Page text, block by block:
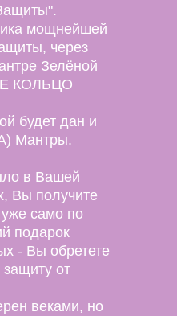
мощнейшей
через
Зелёной
КОЛЬЦО
будет дан и
Мантры.
в Вашей
Вы получите
само по
подарок
- Вы обретете
от
веками, но